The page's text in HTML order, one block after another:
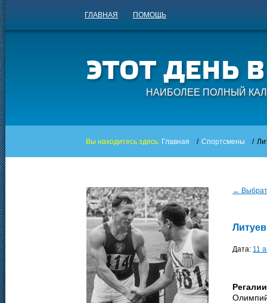
ГЛАВНАЯ ПОМОЩЬ
НАИБОЛЕЕ ПОЛНЫЙ
Вы находитесь здесь: Главная / Спортсмены /
←
Дата: 11